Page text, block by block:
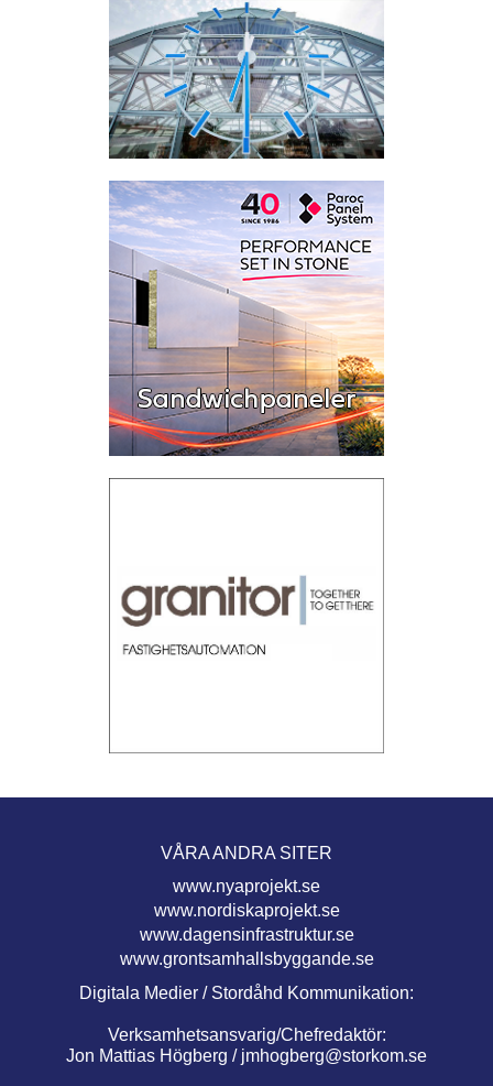
VÅRA ANDRA SITER
www.nyaprojekt.se
www.nordiskaprojekt.se
www.dagensinfrastruktur.se
www.grontsamhallsbyggande.se
Digitala Medier / Stordåhd Kommunikation:
Verksamhetsansvarig/Chefredaktör:
Jon Mattias Högberg / jmhogberg@storkom.se